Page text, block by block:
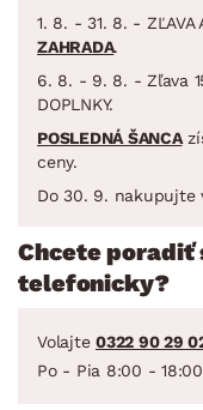
1. 8. - 31. 8. -
ZAHRADA.
6. 8. - 9. 8. - Zľava
DOPLNKY.
POSLEDNÁ ŠANCA
ceny.
Do 30. 9. nakupujte
Chcete poradiť
telefonicky?
Volajte 0322 90 29
Po - Pia 8:00 -